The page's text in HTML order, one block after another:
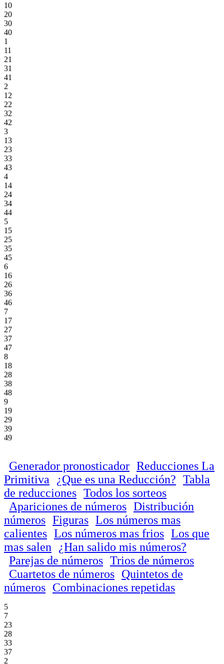
10
20
30
40
1
11
21
31
41
2
12
22
32
42
3
13
23
33
43
4
14
24
34
44
5
15
25
35
45
6
16
26
36
46
7
17
27
37
47
8
18
28
38
48
9
19
29
39
49
Generador pronosticador Reducciones La
Primitiva
¿Que es una Reducción? Tabla
de reducciones Todos los sorteos
Apariciones de números Distribución
números Figuras Los números mas
calientes Los números mas frios Los que
mas salen
¿Han salido mis números?
Parejas de números Trios de números
Cuartetos de números Quintetos de
números Combinaciones repetidas
5
7
23
28
33
37
2